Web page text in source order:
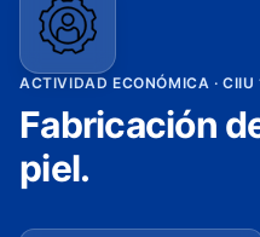
ACTIVIDAD ECONÓMICA · CIIU
Fabricación
piel.